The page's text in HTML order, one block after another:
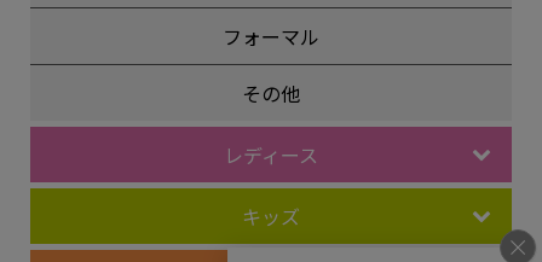
フォーマル
その他
レディース
キッズ